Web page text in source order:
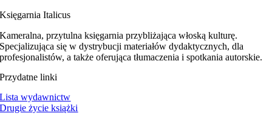
Księgarnia Italicus
Kameralna, przytulna księgarnia przybliżająca włoską kulturę.
Specjalizująca się w dystrybucji materiałów dydaktycznych, dla
profesjonalistów, a także oferująca tłumaczenia i spotkania autorskie.
Przydatne linki
Lista wydawnictw
Drugie życie książki